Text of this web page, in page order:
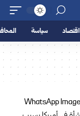
اقتصاد سياسة